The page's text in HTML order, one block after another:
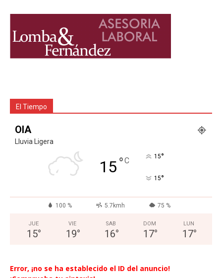
El Tiempo
OIA
Lluvia Ligera
15°C 15°
15°
100 % 5.7kmh 75 %
JUE
15°
VIE
19°
SAB
16°
DOM
17°
LUN
17°
Error, ¡no se ha establecido el ID del anuncio!